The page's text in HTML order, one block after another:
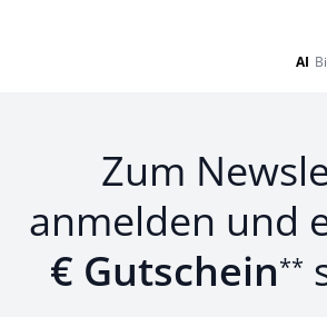
AI
Zum
anmelden und
€ Gutschein**